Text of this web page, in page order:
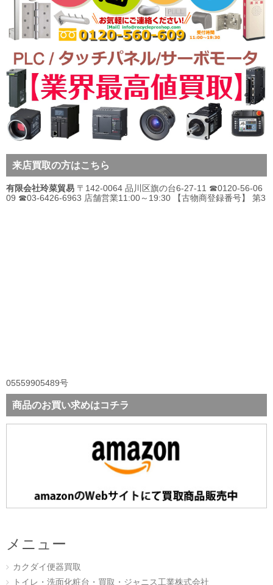
来店買取の方はこちら
有限会社玲菜貿易 〒142-0064 品川区旗の台6-27-11 ☎0120-56-06
09 ☎03-6426-6963 店舗営業11:00～19:30 【古物商登録番号】 第3
05559905489号
商品のお買い求めはコチラ
メニュー
カクダイ便器買取
トイレ・洗面化粧台・買取・ジャニス工業株式会社